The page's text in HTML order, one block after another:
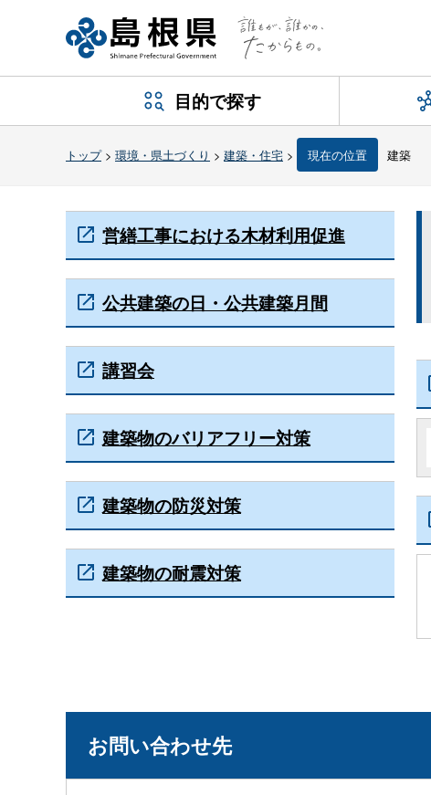
目的で探す
トップ> 環境・県土づくり > 建築・住宅 > 現在の位置 建築
営繕工事における木材利用促進
公共建築の日・公共建築月間
講習会
建築物のバリアフリー対策
建築物の防災対策
建築物の耐震対策
お問い合わせ先